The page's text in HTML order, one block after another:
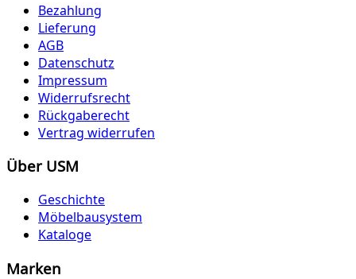
Bezahlung
Lieferung
AGB
Datenschutz
Impressum
Widerrufsrecht
Rückgaberecht
Vertrag widerrufen
Über USM
Geschichte
Möbelbausystem
Kataloge
Marken